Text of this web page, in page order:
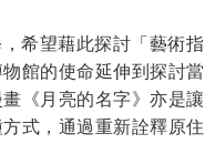
希望藉此探討「藝術指
館的使命延伸到探討當
《月亮的名字》亦是讓
式，通過重新詮釋原住